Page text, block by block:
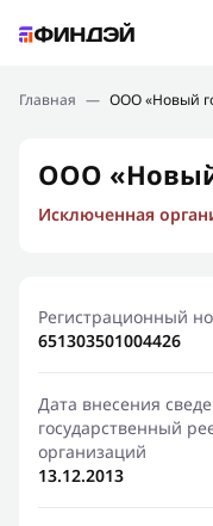
Подбор займа
Новости
Финансовое
Главная — ООО «Новый
ООО
Исключенная
Регистрационный
651303501004426
Дата внесения
государственный
организаций
13.12.2013
Ошибка:
Спасибо, что
Мы свяжемся с
результат